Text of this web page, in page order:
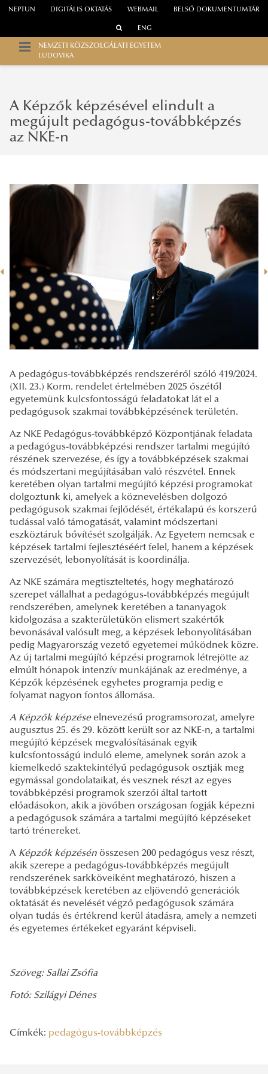
WEBMAIL
NEPTUN DIGITÁLIS OKTATÁS BELSŐ DOKUMENTUMTÁR
ENG
NEMZETI KÖZSZOLGÁLATI EGYETEM
LUDOVIKA
A Képzők képzésével elindult a
megújult pedagógus-továbbképzés
az NKE-n
A pedagógus-továbbképzés rendszeréről szóló 419/2024.
(XII. 23.) Korm. rendelet értelmében 2025 őszétől
egyetemünk kulcsfontosságú feladatokat lát el a
pedagógusok szakmai továbbképzésének területén.
Az NKE Pedagógus-továbbképző Központjának feladata
a pedagógus-továbbképzési rendszer tartalmi megújító
részének szervezése, és így a továbbképzések szakmai
és módszertani megújításában való részvétel. Ennek
keretében olyan tartalmi megújító képzési programokat
dolgoztunk ki, amelyek a köznevelésben dolgozó
pedagógusok szakmai fejlődését, értékalapú és korszerű
tudással való támogatását, valamint módszertani
eszköztáruk bővítését szolgálják. Az Egyetem nemcsak e
képzések tartalmi fejlesztéséért felel, hanem a képzések
szervezését, lebonyolítását is koordinálja.
Az NKE számára megtiszteltetés, hogy meghatározó
szerepet vállalhat a pedagógus-továbbképzés megújult
rendszerében, amelynek keretében a tananyagok
kidolgozása a szakterületükön elismert szakértők
bevonásával valósult meg, a képzések lebonyolításában
pedig Magyarország vezető egyetemei működnek közre.
Az új tartalmi megújító képzési programok létrejötte az
elmúlt hónapok intenzív munkájának az eredménye, a
Képzők képzésének egyhetes programja pedig e
folyamat nagyon fontos állomása.
A Képzők képzéseelnevezésű programsorozat, amelyre
augusztus 25. és 29. között került sor az NKE-n, a tartalmi
megújító képzések megvalósításának egyik
kulcsfontosságú induló eleme, amelynek során azok a
kiemelkedő szaktekintélyű pedagógusok osztják meg
egymással gondolataikat, és vesznek részt az egyes
továbbképzési programok szerzői által tartott
előadásokon, akik a jövőben országosan fogják képezni
a pedagógusok számára a tartalmi megújító képzéseket
tartó trénereket.
A Képzők képzésén összesen 200 pedagógus vesz részt,
akik szerepe a pedagógus-továbbképzés megújult
rendszerének sarkköveiként meghatározó, hiszen a
továbbképzések keretében az eljövendő generációk
oktatását és nevelését végző pedagógusok számára
olyan tudás és értékrend kerül átadásra, amely a nemzeti
és egyetemes értékeket egyaránt képviseli.
Szöveg: Sallai Zsófia
Fotó: Szilágyi Dénes
Címkék: pedagógus-továbbképzés